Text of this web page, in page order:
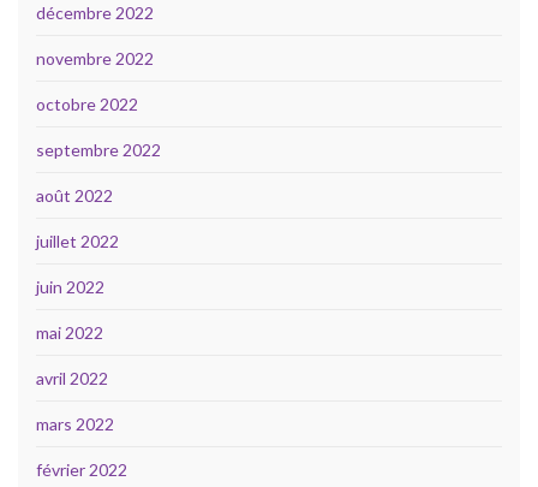
décembre 2022
novembre 2022
octobre 2022
septembre 2022
août 2022
juillet 2022
juin 2022
mai 2022
avril 2022
mars 2022
février 2022